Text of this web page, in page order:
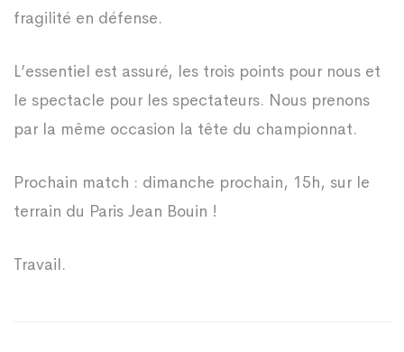
fragilité en défense.
L’essentiel est assuré, les trois points pour nous et
le spectacle pour les spectateurs. Nous prenons
par la même occasion la tête du championnat.
Prochain match : dimanche prochain, 15h, sur le
terrain du Paris Jean Bouin !
Travail.